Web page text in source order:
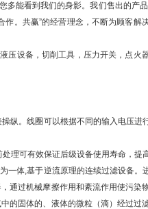
能看到我们的身影。我们售出的产
。共赢”的经营理念，不断为顾客解
压设备，切削工具，压力开关，点火
纵。线圈可以根据不同的输入电压进
理可有效保证后级设备使用寿命，提
一体,基于逆流原理的连续过滤设备。
通过机械摩擦作用和紊流作用使污染
的固体的、液体的微粒（滴）经过过